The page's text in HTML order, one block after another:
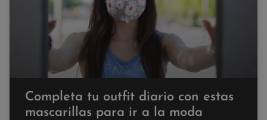
Completa tu outfit diario con estas
mascarillas para ir a la moda